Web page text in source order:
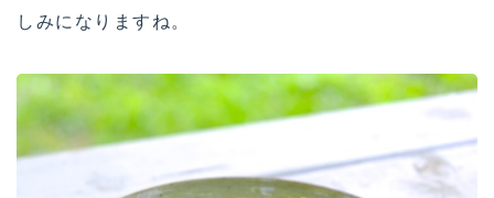
しみになりますね。